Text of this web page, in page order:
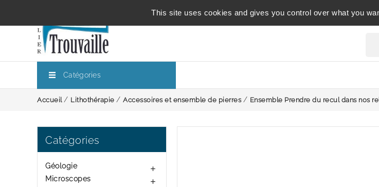
Catégories
Accueil Lithothérapie Accessoires et ensemble de pierres Ensemble Prendre du recul dans nos
Catégories
Géologie 
Microscopes 
This site uses cookies and gives you control over what you